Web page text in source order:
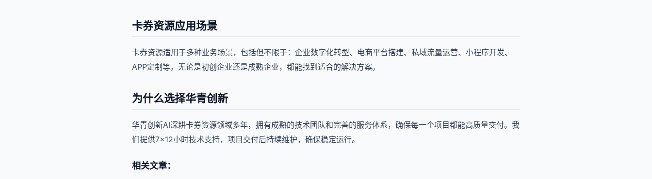
卡券资源应用场景
卡券资源适用于多种业务场景，包括但不限于：企业数字化转型、电商平台搭建、私域流量运营、小程序开发、
APP定制等。无论是初创企业还是成熟企业，都能找到适合的解决方案。
为什么选择华青创新
华青创新AI深耕卡券资源领域多年，拥有成熟的技术团队和完善的服务体系，确保每一个项目都能高质量交付。我
们提供7×12小时技术支持，项目交付后持续维护，确保稳定运行。
相关文章：